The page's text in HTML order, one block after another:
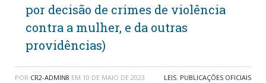
por decisão de crimes de violência
contra a mulher, e da outras
providências)
POR CR2-ADMIN8 EM 10 DE MAIO DE 2023 LEIS, PUBLICAÇÕES OFICIAIS